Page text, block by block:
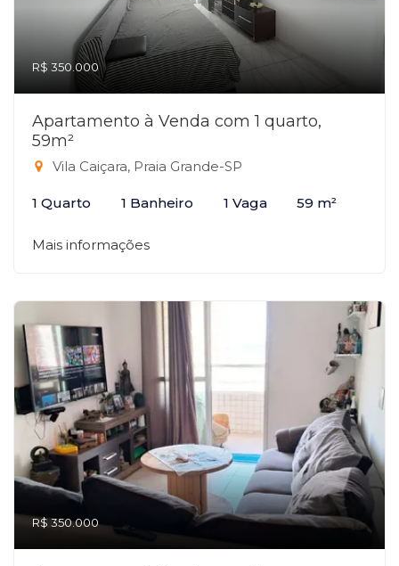
R$ 350.000
Apartamento à Venda com 1 quarto,
59m²
Vila Caiçara, Praia Grande-SP
1 Quarto 1 Banheiro 1 Vaga 59 m²
Mais informações
R$ 350.000